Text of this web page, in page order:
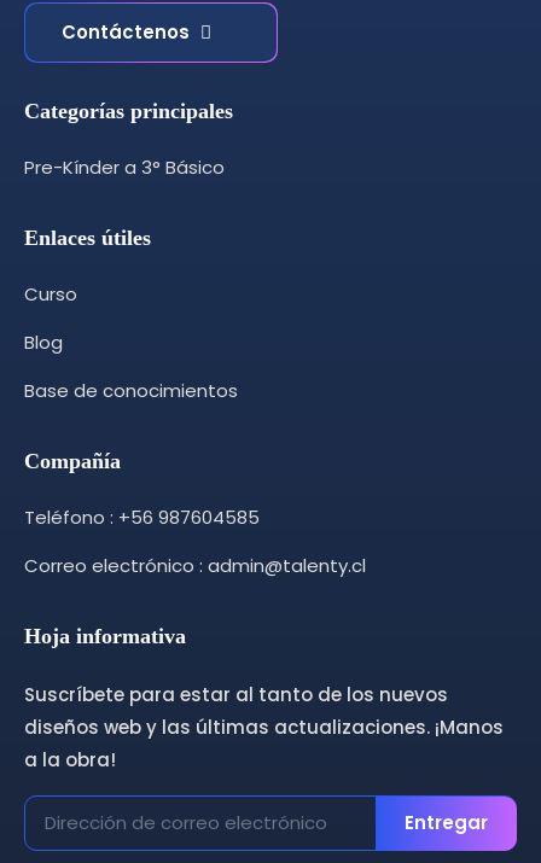
Contáctenos
Categorías principales
Pre-Kínder a 3° Básico
Enlaces útiles
Curso
Blog
Base de conocimientos
Compañía
Teléfono : +56 987604585
Correo electrónico : admin@talenty.cl
Hoja informativa
Suscríbete para estar al tanto de los nuevos
diseños web y las últimas actualizaciones. ¡Manos
a la obra!
Entregar